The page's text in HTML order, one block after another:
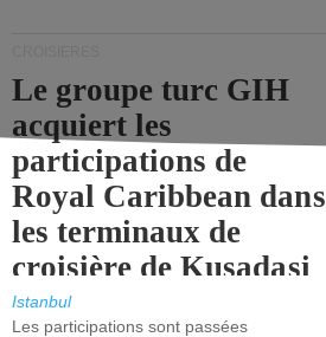
Le groupe turc GIH
acquiert les
participations de
Royal Caribbean dans
les terminaux de
croisière de Kusadasi
et de Lisbonne.
Istanbul
Les participations sont passées